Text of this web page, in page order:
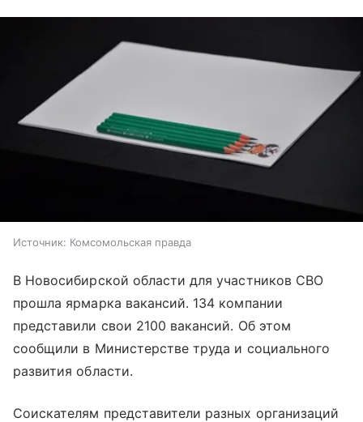
Источник: Комсомольская правда
В Новосибирской области для участников СВО
прошла ярмарка вакансий. 134 компании
представили свои 2100 вакансий. Об этом
сообщили в Министерстве труда и социального
развития области.
Соискателям представители разных организаций